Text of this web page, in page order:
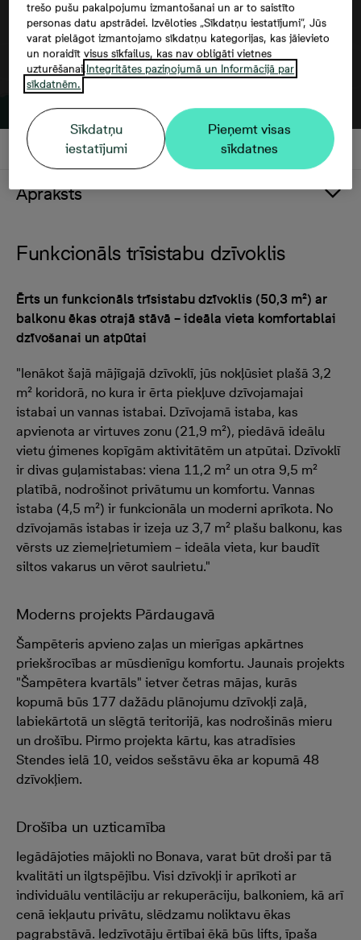
Apraksts
Funkcionāls trīsistabu dzīvoklis
Ērts un funkcionāls trīsistabu dzīvoklis (50,3 m²) ar
balkonu ēkas otrajā stāvā – ideāla vieta komfortablai
dzīvošanai un atpūtai
"Ienākot šajā mājīgajā dzīvoklī, jūs nokļūsiet plašā 3,2
m² koridorā, no kura ir ērta piekļuve dzīvojamajai
istabai un vannas istabai. Dzīvojamā istaba, kas
apvienota ar virtuves zonu (21,9 m²), piedāvā ideālu
vietu ģimenes kopīgām aktivitātēm un atpūtai. Dzīvoklī
ir divas guļamistabas: viena 11,2 m² un otra 9,5 m²
platībā, nodrošinot privātumu un komfortu. Vannas
istaba (4,5 m²) ir funkcionāla un moderni aprīkota. No
dzīvojamās istabas ir izeja uz 3,7 m² plašu balkonu, kas
vērsts uz ziemeļrietumiem – ideāla vieta, kur baudīt
siltos vakarus un vērot saulrietu."
Moderns projekts Pārdaugavā
Šampēteris apvieno zaļas un mierīgas apkārtnes
priekšrocības ar mūsdienīgu komfortu. Jaunais projekts
"Šampētera kvartāls" ietver četras mājas, kurās
kopumā būs 177 dažādu plānojumu dzīvokļi zaļā,
labiekārtotā un slēgtā teritorijā, kas nodrošinās mieru
un drošību. Pirmo projekta kārtu, kas atradīsies
Stendes ielā 10, veidos sešstāvu ēka ar kopumā 48
dzīvokļiem.
Drošība un uzticamība
Iegādājoties mājokli no Bonava, varat būt droši par tā
kvalitāti un ilgtspējību. Visi dzīvokļi ir aprīkoti ar
individuālu ventilāciju ar rekuperāciju, balkoniem, kā arī
cenā iekļautu privātu, slēdzamu noliktavu ēkas
pagrabstāvā. Iedzīvotāju ērtībai ēkā būs lifts, īpaša
trešo pušu pakalpojumu izmantošanai un ar to saistīto
personas datu apstrādei. Izvēloties „Sīkdatņu iestatījumi”, Jūs
varat pielāgot izmantojamo sīkdatņu kategorijas, kas jāievieto
un noraidīt visus sīkfailus, kas nav obligāti vietnes
uzturēšanai.Integritātes paziņojumā un Informācijā par
sīkdatnēm.
Sīkdatņu
iestatījumi
Pieņemt visas
sīkdatnes